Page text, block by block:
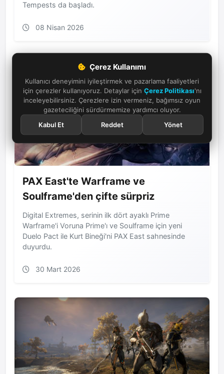
Çerez Kullanımı
Kullanıcı deneyimini iyileştirmek ve pazarlama faaliyetleri
için çerezler kullanıyoruz. Detaylar için Çerez Politikası'nı
inceleyebilirsiniz. Çerezlere izin vermeniz, bağımsız oyun
gazeteciliğini sürdürmemize yardımcı oluyor.
Kabul Et
Reddet Yönet
Tempests da başladı.
08 Nisan 2026
PAX East'te Warframe ve
Soulframe'den çifte sürpriz
Digital Extremes, serinin ilk dört ayaklı Prime
Warframe'i Voruna Prime'ı ve Soulframe için yeni
Duelo Pact ile Kurt Bineği'ni PAX East sahnesinde
duyurdu.
30 Mart 2026